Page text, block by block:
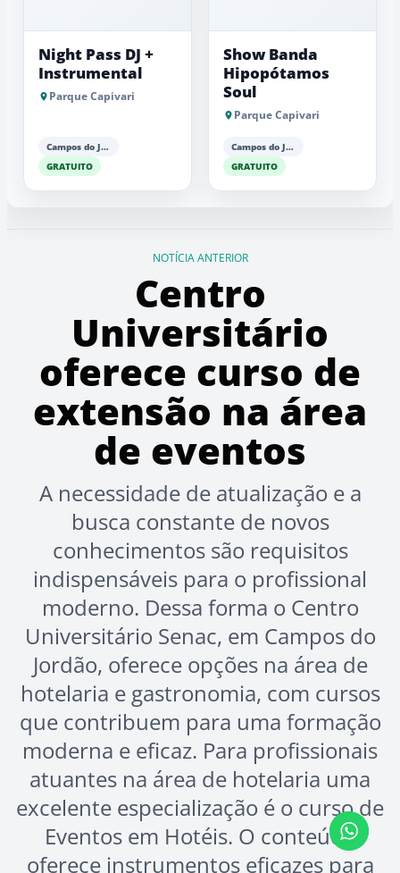
Night Pass DJ +
Instrumental
Parque Capivari
Campos do Jordão
GRATUITO
Show Banda
Hipopótamos
Soul
Parque Capivari
Campos do Jordão
GRATUITO
NOTÍCIA ANTERIOR
Centro
Universitário
oferece curso de
extensão na área
de eventos
A necessidade de atualização e a
busca constante de novos
conhecimentos são requisitos
indispensáveis para o profissional
moderno. Dessa forma o Centro
Universitário Senac, em Campos do
Jordão, oferece opções na área de
hotelaria e gastronomia, com cursos
que contribuem para uma formação
moderna e eficaz. Para profissionais
atuantes na área de hotelaria uma
excelente especialização é o curso de
Eventos em Hotéis. O conteúdo
oferece instrumentos eficazes para